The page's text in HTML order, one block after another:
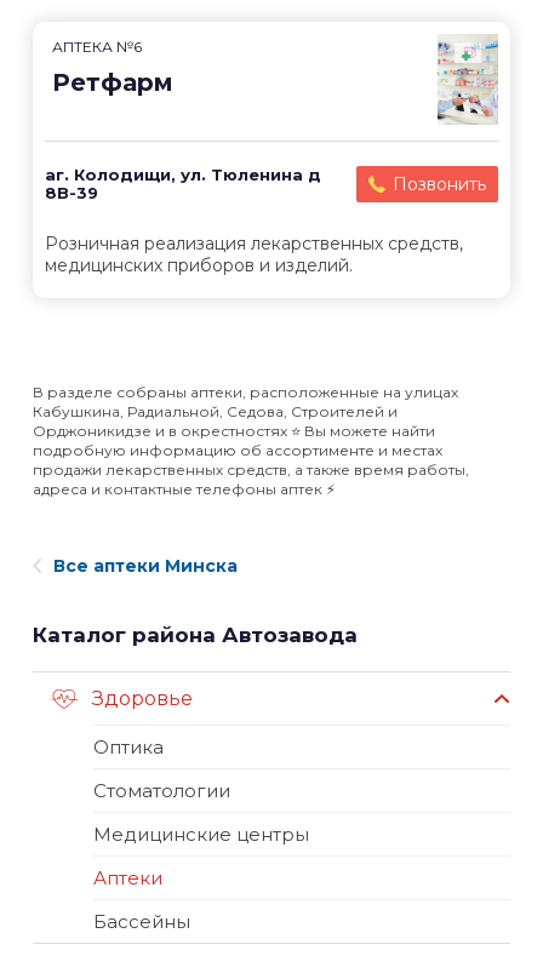
АПТЕКА №6
Ретфарм
аг. Колодищи, ул. Тюленина д
8В-39
Позвонить
Розничная реализация лекарственных средств,
медицинских приборов и изделий.
В разделе собраны аптеки, расположенные на улицах
Кабушкина, Радиальной, Седова, Строителей и
Орджоникидзе и в окрестностях ⭐️ Вы можете найти
подробную информацию об ассортименте и местах
продажи лекарственных средств, а также время работы,
адреса и контактные телефоны аптек ⚡️
Все аптеки Минска
Каталог района Автозавода
Здоровье
Оптика
Стоматологии
Медицинские центры
Аптеки
Бассейны